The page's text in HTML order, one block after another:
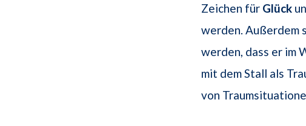
Zeichen für Glück
werden. Außerdem
werden, dass er im
mit dem Stall als
von